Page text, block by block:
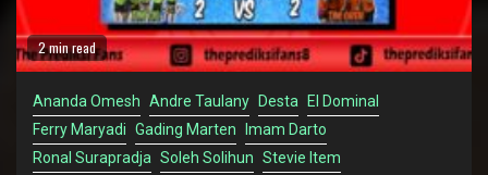
2 min read
Ananda Omesh Andre Taulany Desta El Dominal
Ferry Maryadi Gading Marten Imam Darto
Ronal Surapradja Soleh Solihun Stevie Item